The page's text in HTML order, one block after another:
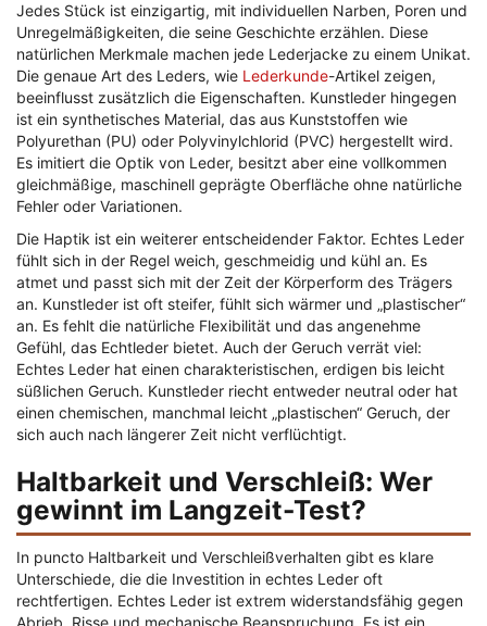
Jedes Stück ist einzigartig, mit individuellen Narben, Poren und
Unregelmäßigkeiten, die seine Geschichte erzählen. Diese
natürlichen Merkmale machen jede Lederjacke zu einem Unikat.
Die genaue Art des Leders, wie Lederkunde-Artikel zeigen,
beeinflusst zusätzlich die Eigenschaften. Kunstleder hingegen
ist ein synthetisches Material, das aus Kunststoffen wie
Polyurethan (PU) oder Polyvinylchlorid (PVC) hergestellt wird.
Es imitiert die Optik von Leder, besitzt aber eine vollkommen
gleichmäßige, maschinell geprägte Oberfläche ohne natürliche
Fehler oder Variationen.
Die Haptik ist ein weiterer entscheidender Faktor. Echtes Leder
fühlt sich in der Regel weich, geschmeidig und kühl an. Es
atmet und passt sich mit der Zeit der Körperform des Trägers
an. Kunstleder ist oft steifer, fühlt sich wärmer und „plastischer“
an. Es fehlt die natürliche Flexibilität und das angenehme
Gefühl, das Echtleder bietet. Auch der Geruch verrät viel:
Echtes Leder hat einen charakteristischen, erdigen bis leicht
süßlichen Geruch. Kunstleder riecht entweder neutral oder hat
einen chemischen, manchmal leicht „plastischen“ Geruch, der
sich auch nach längerer Zeit nicht verflüchtigt.
Haltbarkeit und Verschleiß: Wer
gewinnt im Langzeit-Test?
In puncto Haltbarkeit und Verschleißverhalten gibt es klare
Unterschiede, die die Investition in echtes Leder oft
rechtfertigen. Echtes Leder ist extrem widerstandsfähig gegen